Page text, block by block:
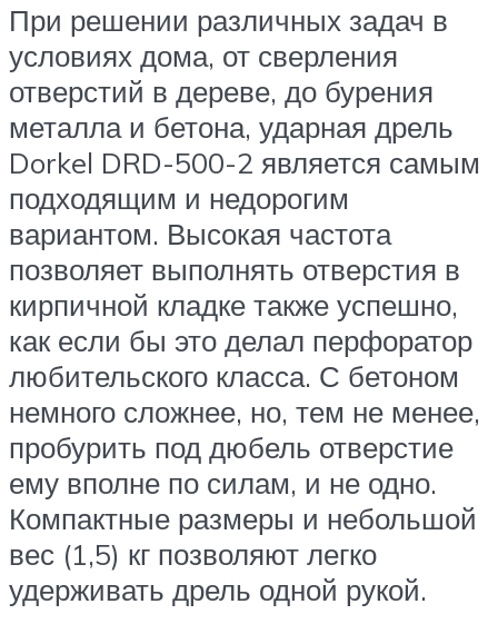
При решении различных задач в
условиях дома, от сверления
отверстий в дереве, до бурения
металла и бетона, ударная дрель
Dorkel DRD-500-2 является самым
подходящим и недорогим
вариантом. Высокая частота
позволяет выполнять отверстия в
кирпичной кладке также успешно,
как если бы это делал перфоратор
любительского класса. С бетоном
немного сложнее, но, тем не менее,
пробурить под дюбель отверстие
ему вполне по силам, и не одно.
Компактные размеры и небольшой
вес (1,5) кг позволяют легко
удерживать дрель одной рукой.